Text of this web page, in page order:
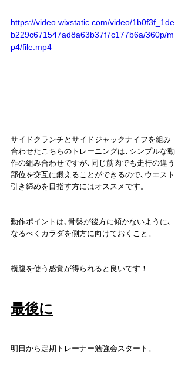
https://video.wixstatic.com/video/1b0f3f_1de
b229c671547ad8a63b37f7c177b6a/360p/m
p4/file.mp4
サイドクランチとサイドジャックナイフを組み
合わせたこちらのトレーニングは､シンプルな動
作の組み合わせですが､同じ筋肉でも走行の違う
部位を交互に鍛えることができるので､ウエスト
引き締めを目指す方にはオススメです。
動作ポイントは､骨盤が後方に傾かないように､
なるべくカラダを側方に向けておくこと。
横腹を使う感覚が得られると良いです！
最後に
明日から定期トレーナー勉強会スタート。